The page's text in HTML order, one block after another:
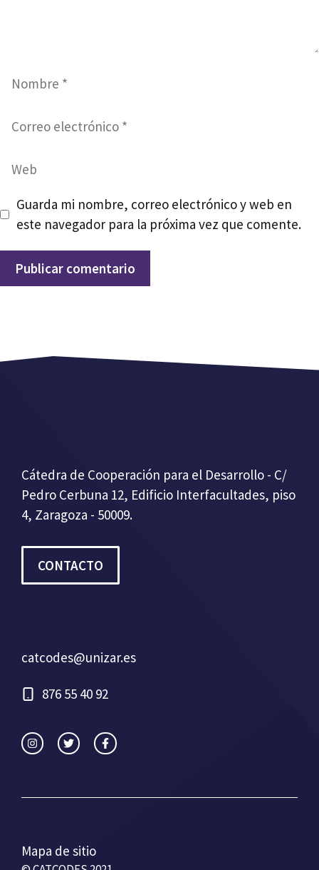
Nombre
Correo
Web
Guarda mi nombre, correo electrónico y web en
este navegador para la próxima vez que comente.
Cátedra de Cooperación para el Desarrollo - C/
Pedro Cerbuna 12, Edificio Interfacultades, piso
4, Zaragoza - 50009.
CONTACTO
catcodes@unizar.es
876 55 40 92
Mapa de sitio